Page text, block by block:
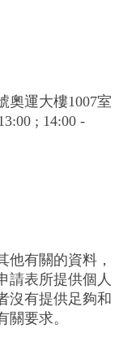
奧運大樓1007室
; 14:00 -
他有關的資料，
請表所提供個人
沒有提供足夠和
要求。